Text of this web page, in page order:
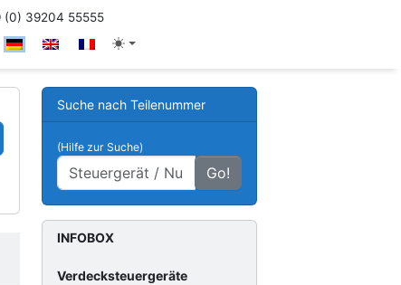
39204 55555
Suche nach Teilenummer
(Hilfe zur Suche)
Go!
INFOBOX
Verdecksteuergeräte